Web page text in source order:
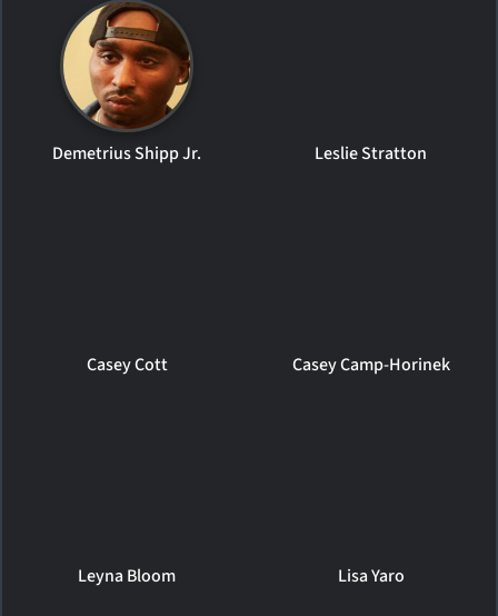
Demetrius Shipp Jr. Leslie Stratton
Casey Cott Casey Camp-Horinek
Leyna Bloom Lisa Yaro